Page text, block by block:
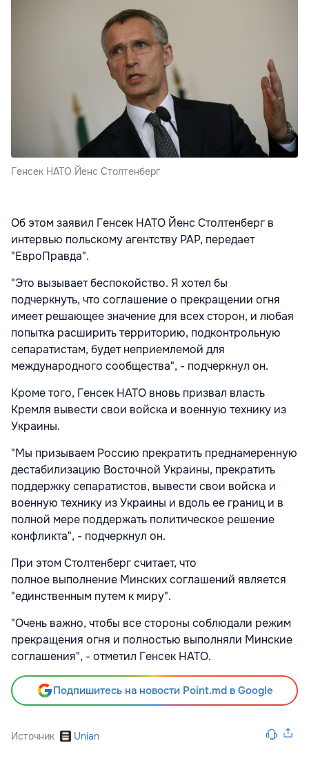
Генсек НАТО Йенс Столтенберг
Об этом заявил Генсек НАТО Йенс Столтенберг в
интервью польскому агентству PAP, передает
"ЕвроПравда".
"Это вызывает беспокойство. Я хотел бы
подчеркнуть, что соглашение о прекращении огня
имеет решающее значение для всех сторон, и любая
попытка расширить территорию, подконтрольную
сепаратистам, будет неприемлемой для
международного сообщества", - подчеркнул он.
Кроме того, Генсек НАТО вновь призвал власть
Кремля вывести свои войска и военную технику из
Украины.
"Мы призываем Россию прекратить преднамеренную
дестабилизацию Восточной Украины, прекратить
поддержку сепаратистов, вывести свои войска и
военную технику из Украины и вдоль ее границ и в
полной мере поддержать политическое решение
конфликта", - подчеркнул он.
При этом Столтенберг считает, что
полное выполнение Минских соглашений является
"единственным путем к миру".
"Очень важно, чтобы все стороны соблюдали режим
прекращения огня и полностью выполняли Минские
соглашения", - отметил Генсек НАТО.
Подпишитесь на новости Point.md в Google
Источник Unian